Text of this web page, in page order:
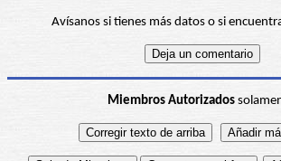
Avísanos si tienes más datos o si
Miembros Autorizados